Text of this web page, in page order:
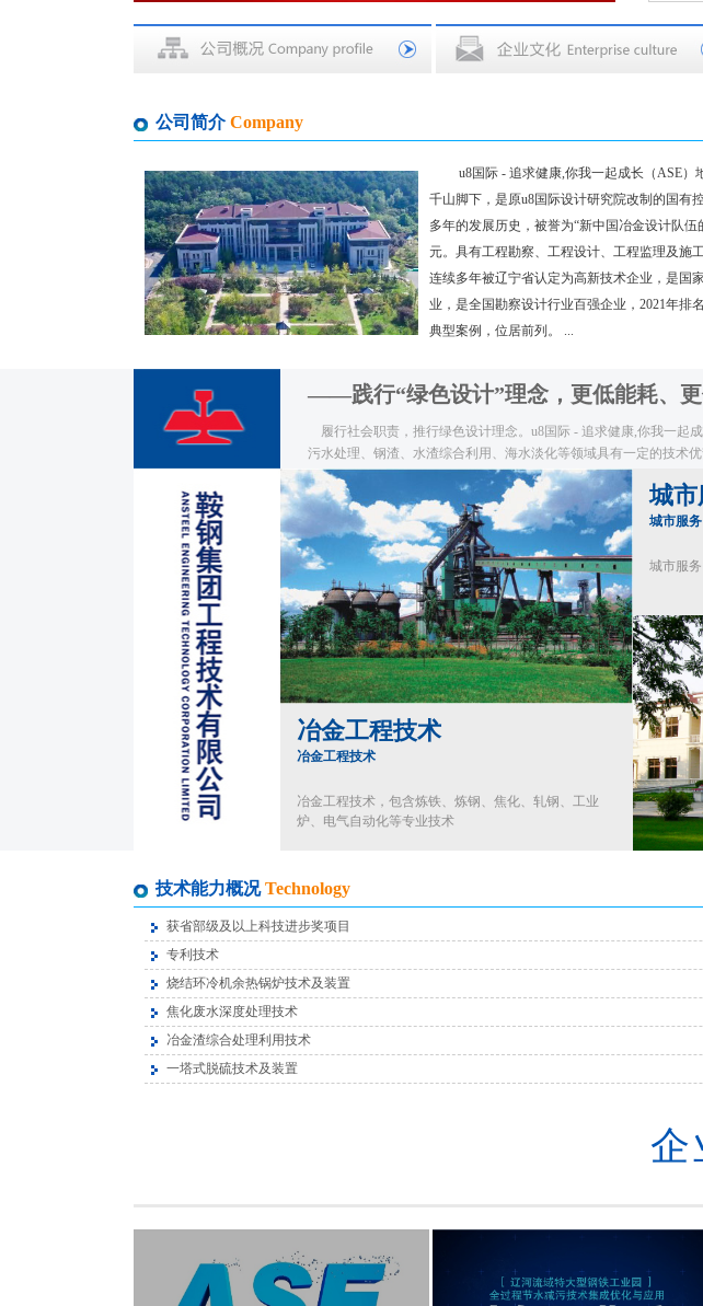
公司简介Company
u8国际 - 追求健康,你我一起成长（ASE）
千山脚下，是原u8国际设计研究院改制的国有
多年的发展历史，被誉为“新中国冶金设计队伍
元。具有工程勘察、工程设计、工程监理及施
连续多年被辽宁省认定为高新技术企业，是国
业，是全国勘察设计行业百强企业，2021年排
典型案例，位居前列。 ...
——践行“绿色设计”理念，更低能耗、
履行社会职责，推行绿色设计理念。u8国际 - 追求健康,你我一起
污水处理、钢渣、水渣综合利用、海水淡化等领域具有一定的技术优
冶金工程技术
冶金工程技术
冶金工程技术，包含炼铁、炼钢、焦化、轧钢、工业
炉、电气自动化等专业技术
城
城市服务
城市服务
技术能力概况Technology
获省部级及以上科技进步奖项目
专利技术
烧结环冷机余热锅炉技术及装置
焦化废水深度处理技术
冶金渣综合处理利用技术
一塔式脱硫技术及装置
企